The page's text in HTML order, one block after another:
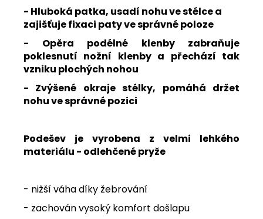
- Hluboká patka, usadí nohu ve stélce a
zajišťuje fixaci paty ve správné poloze
- Opěra podélné klenby zabraňuje
poklesnutí nožní klenby a přechází tak
vzniku plochých nohou
- Zvýšené okraje stélky, pomáhá držet
nohu ve správné pozici
Podešev je vyrobena z velmi lehkého
materiálu - odlehčené pryže
- nižší váha díky žebrování
- zachován vysoký komfort došlapu